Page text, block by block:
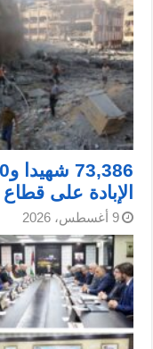
الإبادة على
9 أغسطس، 2026